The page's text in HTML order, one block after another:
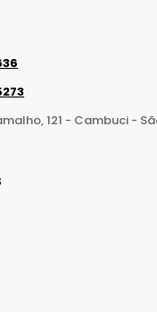
121 - Cambuci -